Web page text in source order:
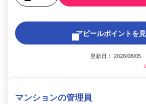
アピールポイントを
更新日： 2026/08/05
マンションの管理員